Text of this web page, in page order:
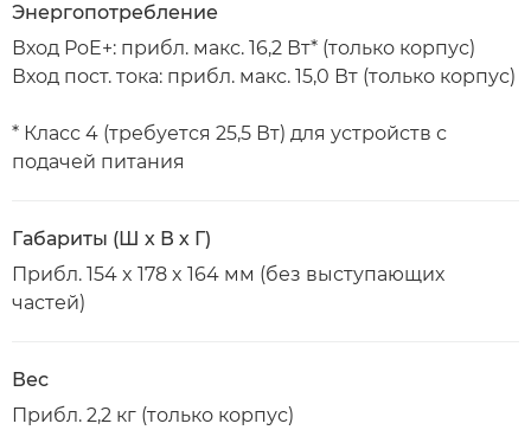
Энергопотребление
Вход PoE+: прибл. макс. 16,2 Вт* (только корпус)
Вход пост. тока: прибл. макс. 15,0 Вт (только корпус)
* Класс 4 (требуется 25,5 Вт) для устройств с
подачей питания
Габариты (Ш х В х Г)
Прибл. 154 x 178 x 164 мм (без выступающих
частей)
Вес
Прибл. 2,2 кг (только корпус)